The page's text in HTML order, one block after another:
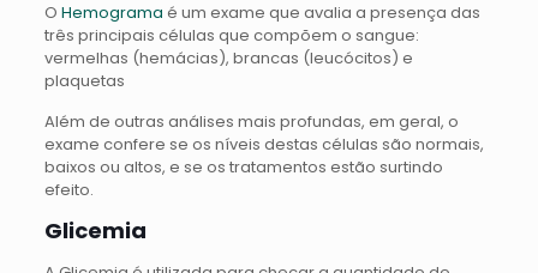
O Hemograma é um exame que avalia a presença das
três principais células que compõem o sangue:
vermelhas (hemácias), brancas (leucócitos) e
plaquetas
Além de outras análises mais profundas, em geral, o
exame confere se os níveis destas células são normais,
baixos ou altos, e se os tratamentos estão surtindo
efeito.
Glicemia